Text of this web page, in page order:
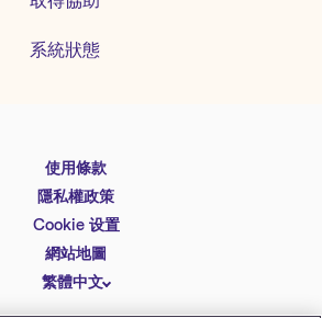
系統狀態
使用條款
隱私權政策
Cookie 设置
網站地圖
繁體中文
English
Español
Deutsch
简体中文